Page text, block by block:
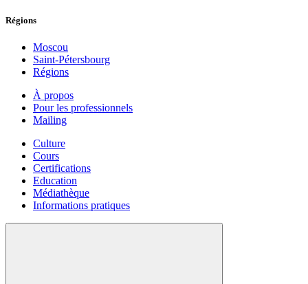
Régions
Moscou
Saint-Pétersbourg
Régions
À propos
Pour les professionnels
Mailing
Culture
Cours
Certifications
Education
Médiathèque
Informations pratiques